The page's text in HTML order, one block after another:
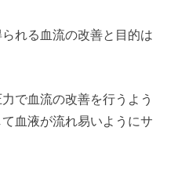
れる血流の改善と目的は
で血流の改善を行うよう
血液が流れ易いようにサ